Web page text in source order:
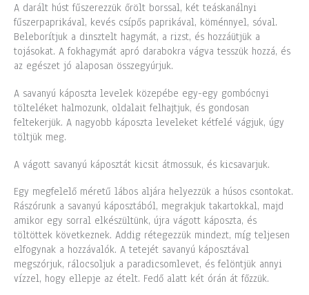
A darált húst fűszerezzük őrölt borssal, két teáskanálnyi
fűszerpaprikával, kevés csípős paprikával, köménnyel, sóval.
Beleborítjuk a dinsztelt hagymát, a rizst, és hozzáütjük a
tojásokat. A fokhagymát apró darabokra vágva tesszük hozzá, és
az egészet jó alaposan összegyúrjuk.
A savanyú káposzta levelek közepébe egy-egy gombócnyi
tölteléket halmozunk, oldalait felhajtjuk, és gondosan
feltekerjük. A nagyobb káposzta leveleket kétfelé vágjuk, úgy
töltjük meg.
A vágott savanyú káposztát kicsit átmossuk, és kicsavarjuk.
Egy megfelelő méretű lábos aljára helyezzük a húsos csontokat.
Rászórunk a savanyú káposztából, megrakjuk takartokkal, majd
amikor egy sorral elkészültünk, újra vágott káposzta, és
töltöttek következnek. Addig rétegezzük mindezt, míg teljesen
elfogynak a hozzávalók. A tetejét savanyú káposztával
megszórjuk, rálocsoljuk a paradicsomlevet, és felöntjük annyi
vízzel, hogy ellepje az ételt. Fedő alatt két órán át főzzük.